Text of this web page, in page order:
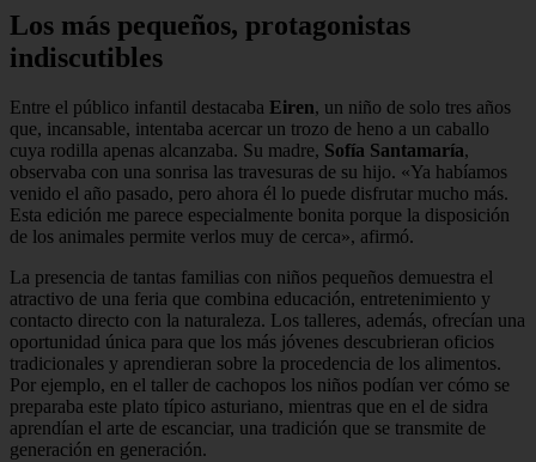
Los más pequeños, protagonistas
indiscutibles
Entre el público infantil destacaba Eiren, un niño de solo tres años
que, incansable, intentaba acercar un trozo de heno a un caballo
cuya rodilla apenas alcanzaba. Su madre, Sofía Santamaría,
observaba con una sonrisa las travesuras de su hijo. «Ya habíamos
venido el año pasado, pero ahora él lo puede disfrutar mucho más.
Esta edición me parece especialmente bonita porque la disposición
de los animales permite verlos muy de cerca», afirmó.
La presencia de tantas familias con niños pequeños demuestra el
atractivo de una feria que combina educación, entretenimiento y
contacto directo con la naturaleza. Los talleres, además, ofrecían una
oportunidad única para que los más jóvenes descubrieran oficios
tradicionales y aprendieran sobre la procedencia de los alimentos.
Por ejemplo, en el taller de cachopos los niños podían ver cómo se
preparaba este plato típico asturiano, mientras que en el de sidra
aprendían el arte de escanciar, una tradición que se transmite de
generación en generación.